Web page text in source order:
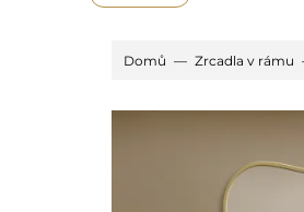
Domů Zrcadla v rámu